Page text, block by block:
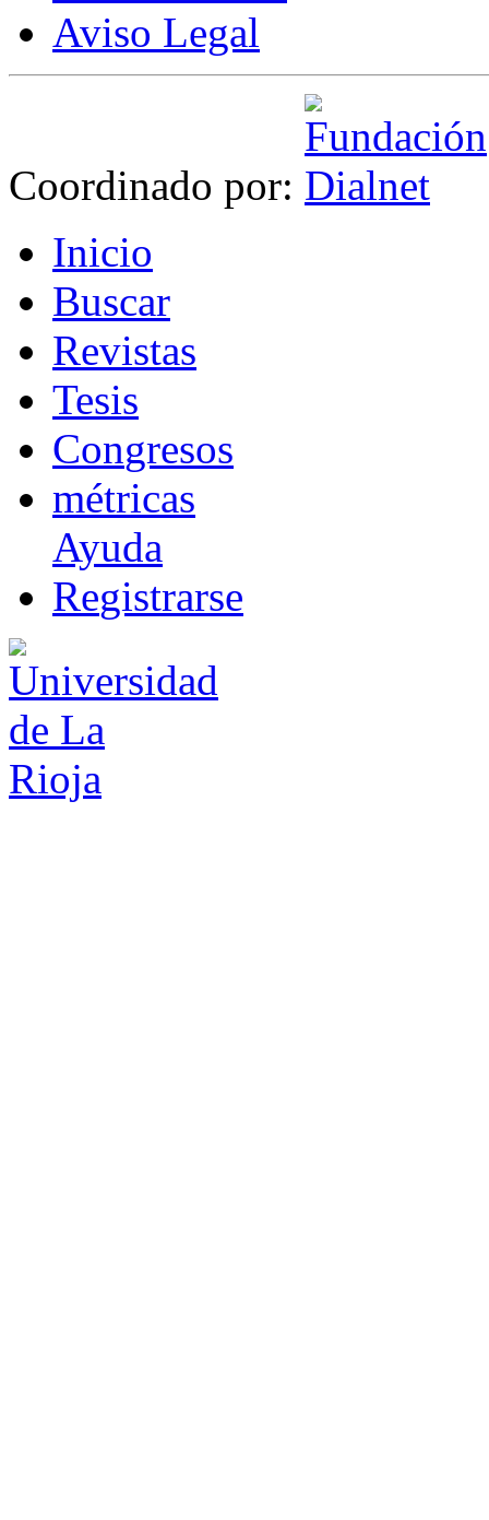
Aviso Legal
Coordinado por:
Inicio
Buscar
Revistas
Tesis
Congresos
métricas
Ayuda
Registrarse